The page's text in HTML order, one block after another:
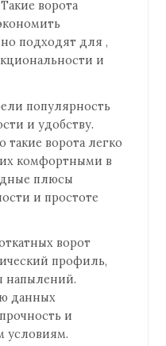
ворота
подходят для ,
и
популярность
и удобству.
такие ворота легко
их комфортными в
плюсы
и простоте
ворот
профиль,
напылений.
данных
и
условиям.